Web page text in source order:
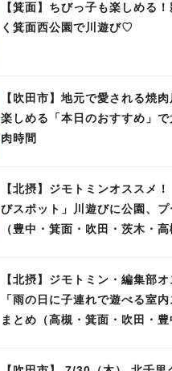
【箕面】ちびっ子も楽しめる
く箕面西公園で川遊び♡
【吹田市】地元で愛される焼
楽しめる「本日のおすすめ」
肉時間
【北摂】ジモトミンオススメ
びスポット」川遊びに公園、プ
（豊中・箕面・吹田・茨木・高
【北摂】ジモトミン・編集部オ
「雨の日に子連れで遊べる室内
まとめ（高槻・箕面・吹田・